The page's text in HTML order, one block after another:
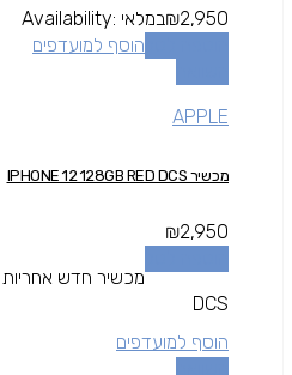
₪2,950
Availability: במלאי
הוסף למועדפים
APPLE
מכשיר IPHONE 12 128GB RED DCS
₪2,950
מכשיר חדש
DCS
הוסף למועדפים